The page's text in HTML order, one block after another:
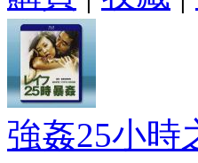
強姦25小時